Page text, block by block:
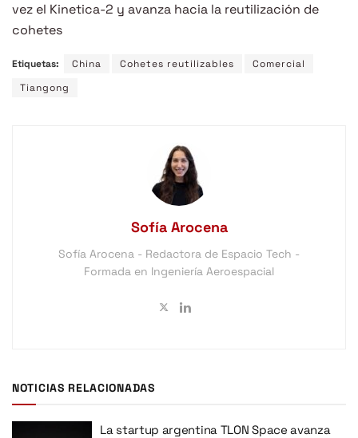
vez el Kinetica-2 y avanza hacia la reutilización de
cohetes
Etiquetas: China Cohetes reutilizables
Comercial
Tiangong
Sofía Arocena
Sofía Arocena - Redactora de Espacio Tech -
Formada en Ingeniería Aeroespacial
NOTICIAS RELACIONADAS
La startup argentina TLON Space avanza